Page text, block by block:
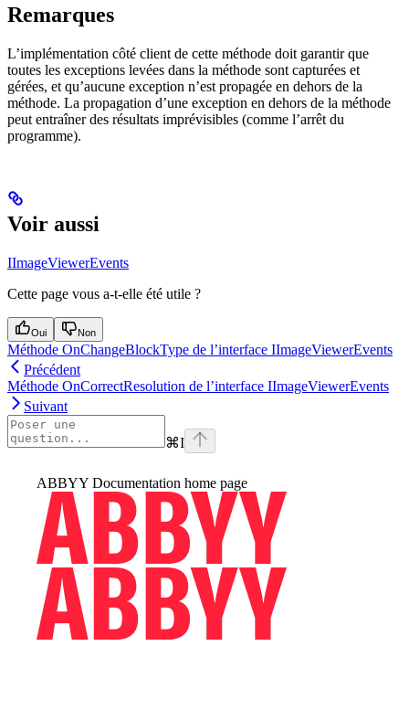
Remarques
L’implémentation côté client de cette méthode doit garantir que
toutes les exceptions levées dans la méthode sont capturées et
gérées, et qu’aucune exception n’est propagée en dehors de la
méthode. La propagation d’une exception en dehors de la méthode
peut entraîner des résultats imprévisibles (comme l’arrêt du
programme).
Voir aussi
IImageViewerEvents
Cette page vous a-t-elle été utile ?
Oui Non
Méthode OnChangeBlockType de l’interface IImageViewerEvents
Précédent
Méthode OnCorrectResolution de l’interface IImageViewerEvents
Suivant
⌘I
ABBYY Documentation home page